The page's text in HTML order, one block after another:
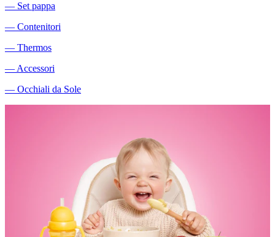
― Set pappa
― Contenitori
― Thermos
― Accessori
― Occhiali da Sole